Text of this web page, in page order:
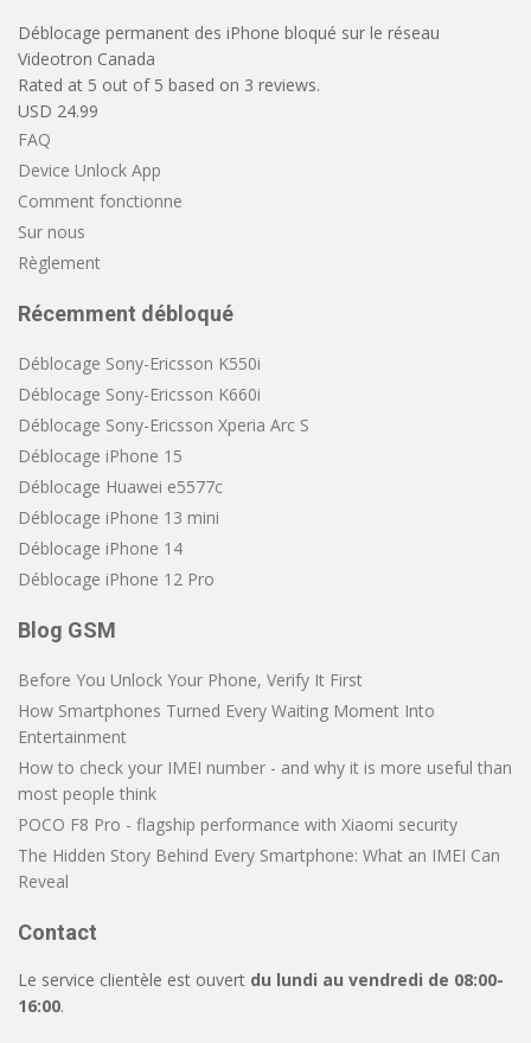
Déblocage permanent des iPhone bloqué sur le réseau
Videotron Canada
Rated at 5 out of 5 based on 3 reviews.
USD 24.99
FAQ
Device Unlock App
Comment fonctionne
Sur nous
Règlement
Récemment débloqué
Déblocage Sony-Ericsson K550i
Déblocage Sony-Ericsson K660i
Déblocage Sony-Ericsson Xperia Arc S
Déblocage iPhone 15
Déblocage Huawei e5577c
Déblocage iPhone 13 mini
Déblocage iPhone 14
Déblocage iPhone 12 Pro
Blog GSM
Before You Unlock Your Phone, Verify It First
How Smartphones Turned Every Waiting Moment Into
Entertainment
How to check your IMEI number - and why it is more useful than
most people think
POCO F8 Pro - flagship performance with Xiaomi security
The Hidden Story Behind Every Smartphone: What an IMEI Can
Reveal
Contact
Le service clientèle est ouvert du lundi au vendredi de 08:00-
16:00.